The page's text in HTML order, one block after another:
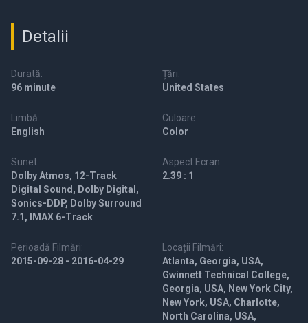
Detalii
Durată:
96 minute
Țări:
United States
Limbă:
English
Culoare:
Color
Sunet:
Dolby Atmos, 12-Track
Digital Sound, Dolby Digital,
Sonics-DDP, Dolby Surround
7.1, IMAX 6-Track
Aspect Ecran:
2.39 : 1
Perioadă Filmări:
2015-09-28 - 2016-04-29
Locații Filmări:
Atlanta, Georgia, USA,
Gwinnett Technical College,
Georgia, USA, New York City,
New York, USA, Charlotte,
North Carolina, USA,